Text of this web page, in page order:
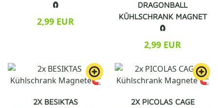
🧲
2,99 EUR
DRAGONBALL
KÜHLSCHRANK MAGNET
🧲
2,99 EUR
2X BESIKTAS
2X PICOLAS CAGE